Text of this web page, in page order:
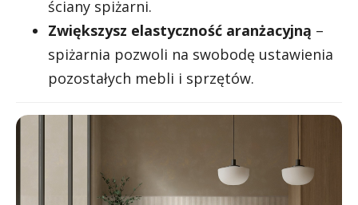
ściany spiżarni.
Zwiększysz elastyczność aranżacyjną –
spiżarnia pozwoli na swobodę ustawienia
pozostałych mebli i sprzętów.